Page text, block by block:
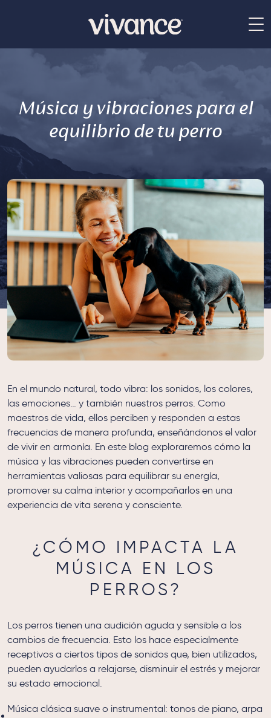
Música y vibraciones para el
equilibrio de tu perro
En el mundo natural, todo vibra: los sonidos, los colores,
las emociones… y también nuestros perros. Como
maestros de vida, ellos perciben y responden a estas
frecuencias de manera profunda, enseñándonos el valor
de vivir en armonía. En este blog exploraremos cómo la
música y las vibraciones pueden convertirse en
herramientas valiosas para equilibrar su energía,
promover su calma interior y acompañarlos en una
experiencia de vita serena y consciente.
¿CÓMO IMPACTA LA
MÚSICA EN LOS
PERROS?
Los perros tienen una audición aguda y sensible a los
cambios de frecuencia. Esto los hace especialmente
receptivos a ciertos tipos de sonidos que, bien utilizados,
pueden ayudarlos a relajarse, disminuir el estrés y mejorar
su estado emocional.
Música clásica suave o instrumental: tonos de piano, arpa